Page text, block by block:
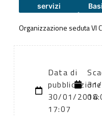
servizi
Organizzazione seduta VI
Data di
30/01/2014
17:07